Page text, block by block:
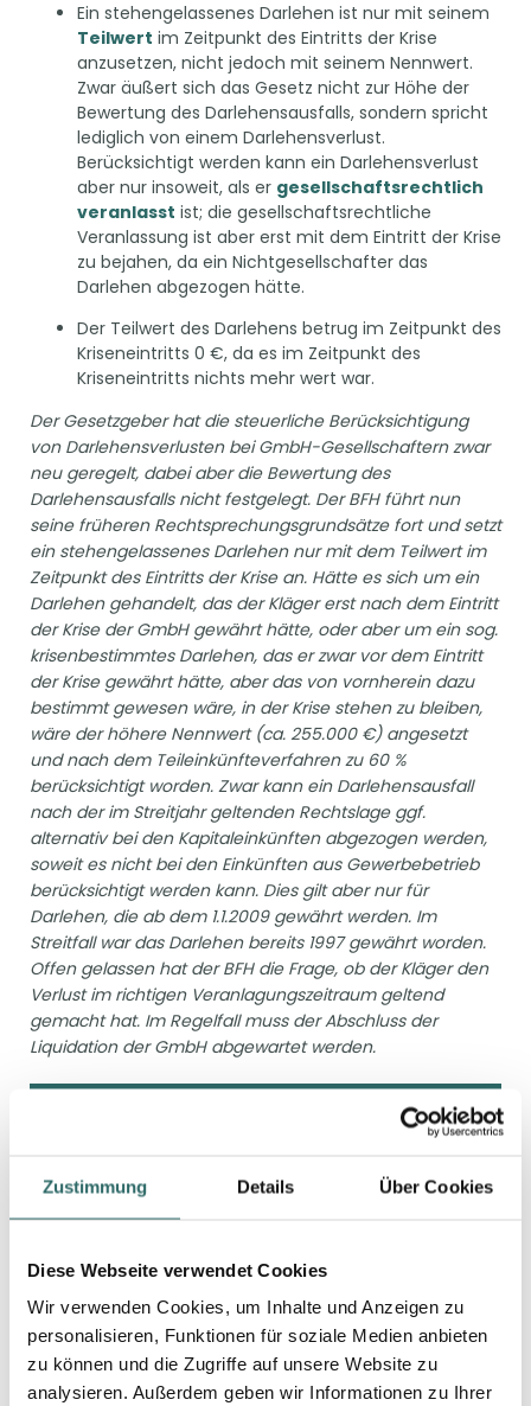
Zustimmung Details Über Cookies
Diese Webseite verwendet Cookies
Wir verwenden Cookies, um Inhalte und Anzeigen zu
personalisieren, Funktionen für soziale Medien anbieten
zu können und die Zugriffe auf unsere Website zu
analysieren. Außerdem geben wir Informationen zu Ihrer
Ein stehengelassenes Darlehen ist nur mit seinem
Teilwert im Zeitpunkt des Eintritts der Krise
anzusetzen, nicht jedoch mit seinem Nennwert.
Zwar äußert sich das Gesetz nicht zur Höhe der
Bewertung des Darlehensausfalls, sondern spricht
lediglich von einem Darlehensverlust.
Berücksichtigt werden kann ein Darlehensverlust
aber nur insoweit, als er gesellschaftsrechtlich
veranlasst ist; die gesellschaftsrechtliche
Veranlassung ist aber erst mit dem Eintritt der Krise
zu bejahen, da ein Nichtgesellschafter das
Darlehen abgezogen hätte.
Der Teilwert des Darlehens betrug im Zeitpunkt des
Kriseneintritts 0 €, da es im Zeitpunkt des
Kriseneintritts nichts mehr wert war.
Der Gesetzgeber hat die steuerliche Berücksichtigung
von Darlehensverlusten bei GmbH-Gesellschaftern zwar
neu geregelt, dabei aber die Bewertung des
Darlehensausfalls nicht festgelegt. Der BFH führt nun
seine früheren Rechtsprechungsgrundsätze fort und setzt
ein stehengelassenes Darlehen nur mit dem Teilwert im
Zeitpunkt des Eintritts der Krise an. Hätte es sich um ein
Darlehen gehandelt, das der Kläger erst nach dem Eintritt
der Krise der GmbH gewährt hätte, oder aber um ein sog.
krisenbestimmtes Darlehen, das er zwar vor dem Eintritt
der Krise gewährt hätte, aber das von vornherein dazu
bestimmt gewesen wäre, in der Krise stehen zu bleiben,
wäre der höhere Nennwert (ca. 255.000 €) angesetzt
und nach dem Teileinkünfteverfahren zu 60 %
berücksichtigt worden. Zwar kann ein Darlehensausfall
nach der im Streitjahr geltenden Rechtslage ggf.
alternativ bei den Kapitaleinkünften abgezogen werden,
soweit es nicht bei den Einkünften aus Gewerbebetrieb
berücksichtigt werden kann. Dies gilt aber nur für
Darlehen, die ab dem 1.1.2009 gewährt werden. Im
Streitfall war das Darlehen bereits 1997 gewährt worden.
Offen gelassen hat der BFH die Frage, ob der Kläger den
Verlust im richtigen Veranlagungszeitraum geltend
gemacht hat. Im Regelfall muss der Abschluss der
Liquidation der GmbH abgewartet werden.
KÖRPERSCHAFTSTEUERLICHE
ORGANSCHAFT UND
UNTERJÄHRIGE VERSCHMELZUNG
Kapitalgesellschaften tritt der übernehmende
Rechtsträger (Organträger) hinsichtlich des
Merkmals der finanziellen Eingliederung auch dann
in die Rechtsstellung des übertragenden
Rechtsträgers ein, wenn der
umwandlungssteuerliche Übertragungsstichtag